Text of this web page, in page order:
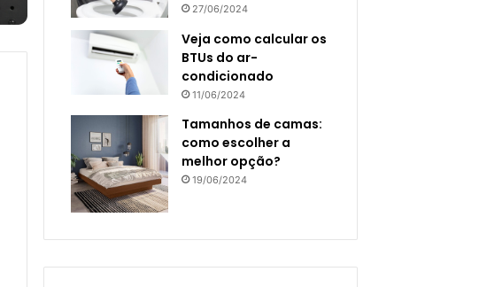
27/06/2024
Veja como calcular os
BTUs do ar-
condicionado
11/06/2024
Tamanhos de camas:
como escolher a
melhor opção?
19/06/2024